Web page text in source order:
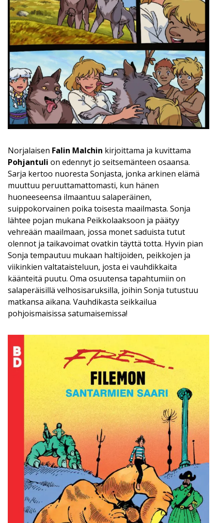
Norjalaisen Falin Malchin kirjoittama ja kuvittama
Pohjantuli on edennyt jo seitsemänteen osaansa.
Sarja kertoo nuoresta Sonjasta, jonka arkinen elämä
muuttuu peruuttamattomasti, kun hänen
huoneeseensa ilmaantuu salaperäinen,
suippokorvainen poika toisesta maailmasta. Sonja
lähtee pojan mukana Peikkolaaksoon ja päätyy
vehreään maailmaan, jossa monet saduista tutut
olennot ja taikavoimat ovatkin täyttä totta. Hyvin pian
Sonja tempautuu mukaan haltijoiden, peikkojen ja
viikinkien valtataisteluun, josta ei vauhdikkaita
käänteitä puutu. Oma osuutensa tapahtumiin on
salaperäisillä velhosisaruksilla, joihin Sonja tutustuu
matkansa aikana. Vauhdikasta seikkailua
pohjoismaisissa satumaisemissa!